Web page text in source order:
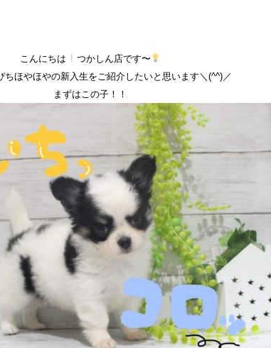
こんにちは
つかしん店です〜
ちほやほやの新入生をご紹介したいと思います＼(^^)／
まずはこの子！！